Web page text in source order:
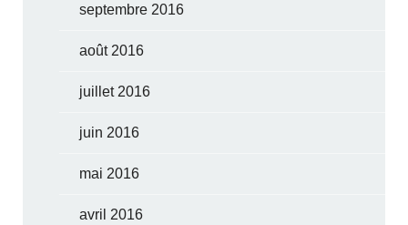
septembre 2016
août 2016
juillet 2016
juin 2016
mai 2016
avril 2016